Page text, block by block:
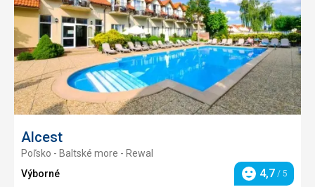
Alcest
Poľsko - Baltské more - Rewal
Výborné
Hodnotenie
4,7 / 5